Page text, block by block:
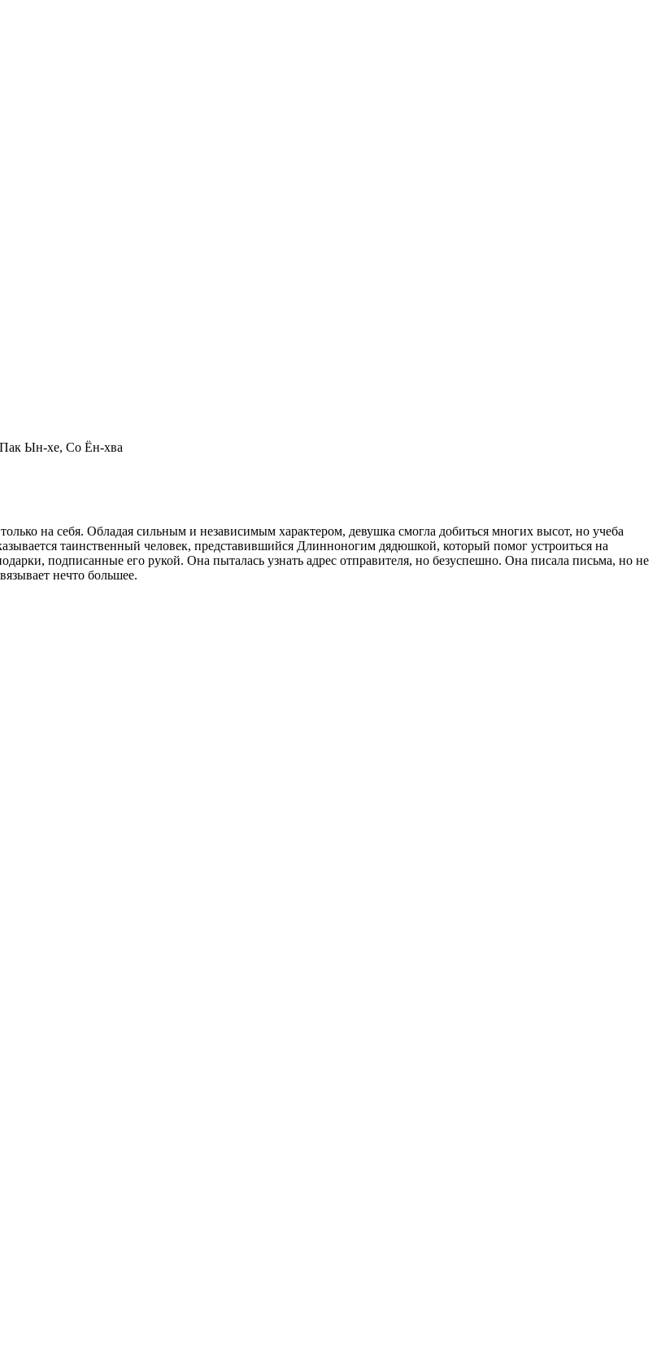
Ын-хе, Со Ён-хва
на себя. Обладая сильным и независимым характером, девушка смогла добиться многих высот, но учеба
таинственный человек, представившийся Длинноногим дядюшкой, который помог устроиться на
подписанные его рукой. Она пыталась узнать адрес отправителя, но безуспешно. Она писала письма, но не
нечто большее.